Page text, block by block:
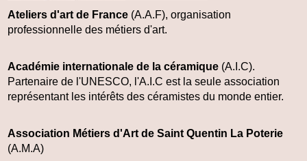
Ateliers d'art de France (A.A.F), organisation
professionnelle des métiers d'art.
Académie internationale de la céramique (A.I.C).
Partenaire de l'UNESCO, l'A.I.C est la seule association
représentant les intérêts des céramistes du monde entier.
Association Métiers d'Art de Saint Quentin La Poterie
(A.M.A)